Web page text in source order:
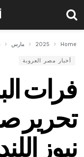
Home
2025 مارس
أخبار مصر العروبة
فرات
تحرير
نيوز